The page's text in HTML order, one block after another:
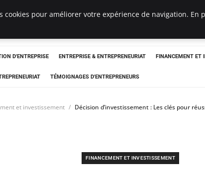
D'ENTREPRISE ENTREPRISE & ENTREPRENEURIAT FINANCEMENT ET
TÉMOIGNAGES D'ENTREPRENEURS
et investissement Décision d’investissement : Les clés pour
FINANCEMENT ET INVESTISSEMENT
cookies pour améliorer votre expérience de navigation.